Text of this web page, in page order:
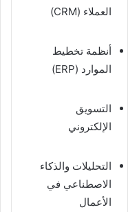
العملاء (CRM)
أنظمة تخطيط
الموارد (ERP)
التسويق
الإلكتروني
التحليلات والذكاء
الاصطناعي في
الأعمال